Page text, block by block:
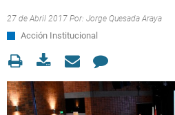
27 de Abril 2017 Por: Jorge Quesada Araya
Acción Institucional